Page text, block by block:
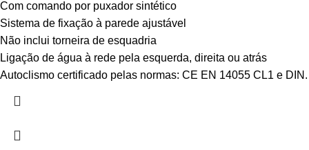
Com comando por puxador sintético
Sistema de fixação à parede ajustável
Não inclui torneira de esquadria
Ligação de água à rede pela esquerda, direita ou atrás
Autoclismo certificado pelas normas: CE EN 14055 CL1 e DIN.